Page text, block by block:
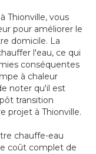
Thionville, vous
pour améliorer le
domicile. La
l'eau, ce qui
conséquentes
à chaleur
noter qu'il est
transition
projet à Thionville.
chauffe-eau
coût complet de